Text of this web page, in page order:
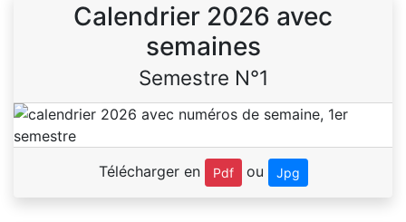
Calendrier 2026 avec
semaines
Semestre N°1
Télécharger en Pdf ou Jpg